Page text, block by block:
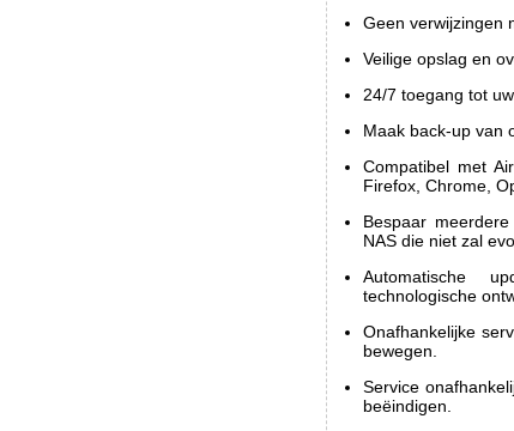
Geen verwijzingen
Veilige opslag en
24/7 toegang tot
Maak back-up van
Compatibel met
Firefox, Chrome,
Bespaar
NAS die niet zal
Automatische
technologische
Onafhankelijke
bewegen.
Service
beëindigen.